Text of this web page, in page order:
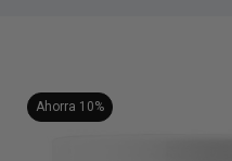
Ahorra 10%